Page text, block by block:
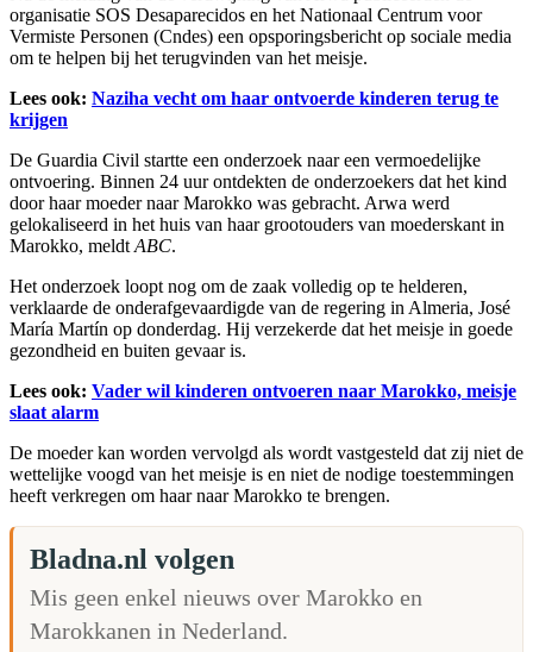
organisatie SOS Desaparecidos en het Nationaal Centrum voor
Vermiste Personen (Cndes) een opsporingsbericht op sociale media
om te helpen bij het terugvinden van het meisje.
Lees ook: Naziha vecht om haar ontvoerde kinderen terug te
krijgen
De Guardia Civil startte een onderzoek naar een vermoedelijke
ontvoering. Binnen 24 uur ontdekten de onderzoekers dat het kind
door haar moeder naar Marokko was gebracht. Arwa werd
gelokaliseerd in het huis van haar grootouders van moederskant in
Marokko, meldt ABC.
Het onderzoek loopt nog om de zaak volledig op te helderen,
verklaarde de onderafgevaardigde van de regering in Almeria, José
María Martín op donderdag. Hij verzekerde dat het meisje in goede
gezondheid en buiten gevaar is.
Lees ook: Vader wil kinderen ontvoeren naar Marokko, meisje
slaat alarm
De moeder kan worden vervolgd als wordt vastgesteld dat zij niet de
wettelijke voogd van het meisje is en niet de nodige toestemmingen
heeft verkregen om haar naar Marokko te brengen.
Bladna.nl volgen
Mis geen enkel nieuws over Marokko en
Marokkanen in Nederland.